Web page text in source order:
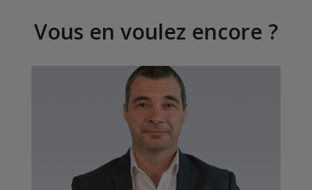
Vous en voulez encore ?